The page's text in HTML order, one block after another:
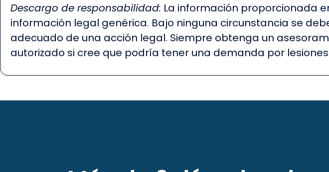
Descargo de responsabilidad: La información proporcionada
información legal genérica. Bajo ninguna circunstancia se
adecuado de una acción legal. Siempre obtenga un
autorizado si cree que podría tener una demanda por